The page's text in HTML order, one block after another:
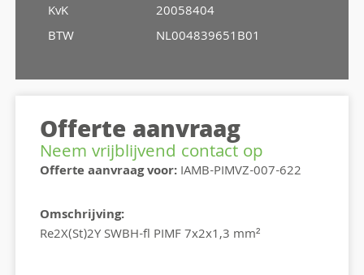
KvK
BTW
20058404
NL004839651B01
Offerte aanvraag
Neem vrijblijvend contact op
Offerte aanvraag voor:IAMB-PIMVZ-007-622
Omschrijving:
Re2X(St)2Y SWBH-fl PIMF 7x2x1,3 mm²